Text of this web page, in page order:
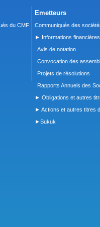
du CMF
Emetteurs
Communiqués des
► Informations financières
Avis de notation
Convocation des
Projets de résolutions
Rapports Annuels des
► Obligations et autres
► Actions et autres titres
►Sukuk